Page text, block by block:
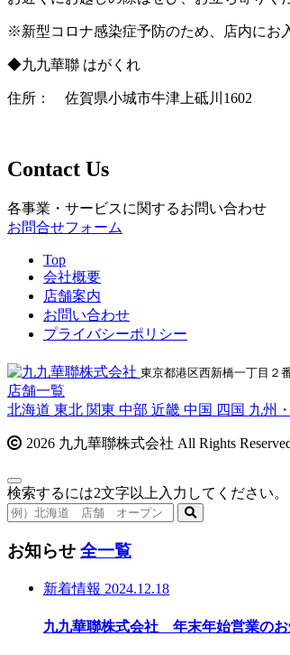
※新型コロナ感染症予防のため、店内にお
◆九九華聯 はがくれ
住所： 佐賀県小城市牛津上砥川1602
Contact Us
各事業・サービスに関するお問い合わせ
お問合せフォーム
Top
会社概要
店舗案内
お問い合わせ
プライバシーポリシー
東京都港区西新橋一丁目２
店舗一覧
北海道 東北 関東 中部 近畿 中国 四国 九州
2026 九九華聯株式会社 All Rights
検索するには2文字以上入力してください。
お知らせ 全一覧
新着情報 2024.12.18
九九華聯株式会社 年末年始営業のお